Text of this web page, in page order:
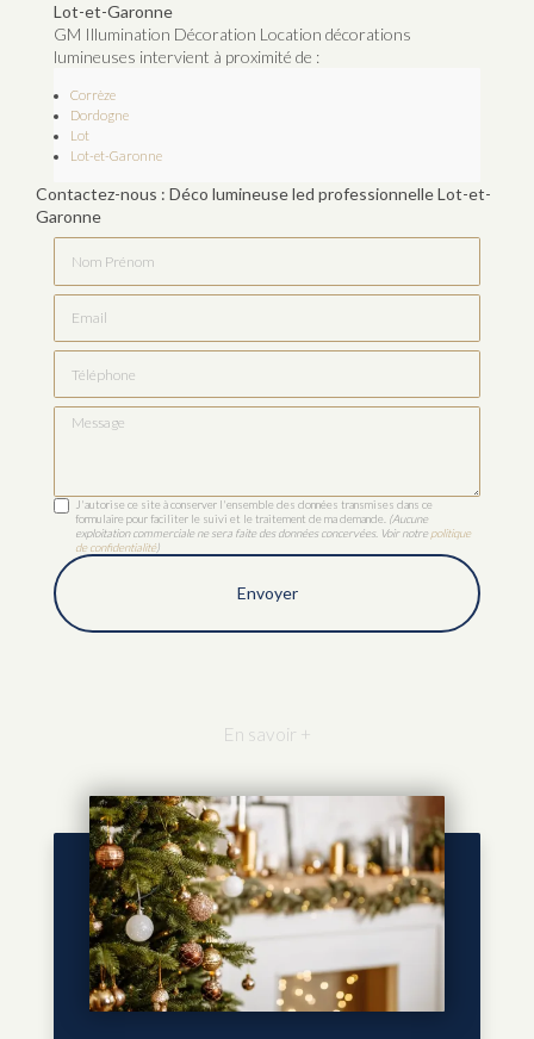
Lot-et-Garonne
GM Illumination Décoration Location décorations
lumineuses intervient à proximité de :
Corrèze
Dordogne
Lot
Lot-et-Garonne
Contactez-nous : Déco lumineuse led professionnelle Lot-et-
Garonne
Message
J'autorise ce site à conserver l'ensemble des données transmises dans ce
formulaire pour faciliter le suivi et le traitement de ma demande. (Aucune
exploitation commerciale ne sera faite des données concervées. Voir notrepolitique
de confidentialité)
En savoir +